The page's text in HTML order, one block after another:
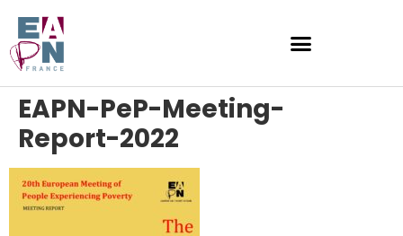
EAPN-PeP-Meeting-
Report-2022